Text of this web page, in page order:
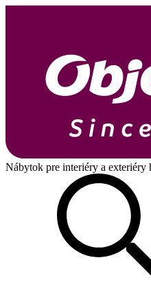
Nábytok pre interiéry a exteriéry